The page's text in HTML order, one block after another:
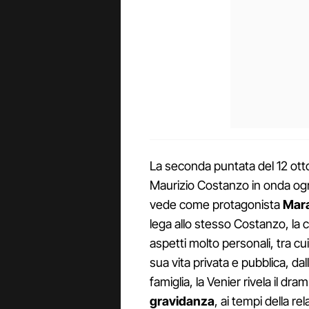
La seconda puntata del 12
Maurizio Costanzo in onda
vede come protagonista
lega allo stesso Costanzo, la
aspetti molto personali, tra
sua vita privata e pubblica,
famiglia, la Venier rivela il
gravidanza, ai tempi della